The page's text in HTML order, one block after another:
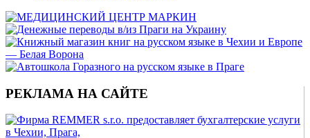
РЕКЛАМА НА САЙТЕ